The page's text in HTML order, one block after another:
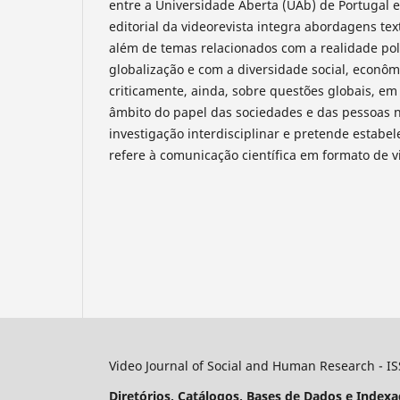
entre a Universidade Aberta (UAb) de Portugal
editorial da videorevista integra abordagens
além de temas relacionados com a realidade
globalização e com a diversidade social,
criticamente, ainda, sobre questões globais,
âmbito do papel das sociedades e das pessoas
investigação interdisciplinar e pretende
refere à comunicação científica em formato de
Video Journal of Social and Human Research -
Diretórios, Catálogos, Bases de Dados e